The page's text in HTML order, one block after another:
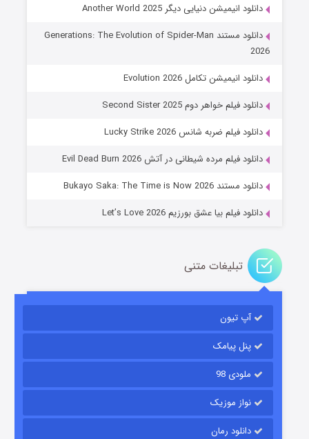
جادوگری در مغولستان
باب اسفنجی فصل ۱۷
قسمت6 (زیرنویس) منتشر شد
دانلود انیمیشن دنیایی دیگر Another World 2025
دانلود مستند Generations: The Evolution of Spider-Man
2026
دانلود انیمیشن تکامل Evolution 2026
دانلود فیلم خواهر دوم Second Sister 2025
دانلود فیلم ضربه شانس Lucky Strike 2026
دانلود فیلم مرده شیطانی در آتش Evil Dead Burn 2026
دانلود مستند Bukayo Saka: The Time is Now 2026
دانلود فیلم بیا عشق بورزیم Let’s Love 2026
تبلیغات متنی
آپ تیون
پنل پیامک
ملودی 98
نواز موزیک
دانلود رمان